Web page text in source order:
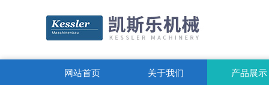
网站首页 关于我们 产品展示